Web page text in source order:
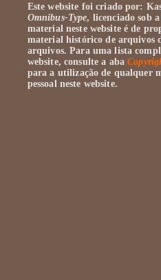
Este website foi criado por:
Omnibus-Type, licenciado sob
material neste website é de
material histórico de arquivos
arquivos. Para uma lista
website, consulte a aba
para a utilização de qualquer
pessoal neste website.